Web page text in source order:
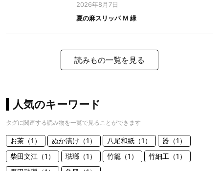
2026年8月7日
夏の麻スリッパ Ｍ 緑
読みもの一覧を見る
人気のキーワード
タグに関連する読み物を一覧で見ることができます
お茶（1） ぬか漬け（1） 八尾和紙（1）
器（1）
柴田文江（1）
琺瑯（1） 竹籠（1）
竹細工（1）